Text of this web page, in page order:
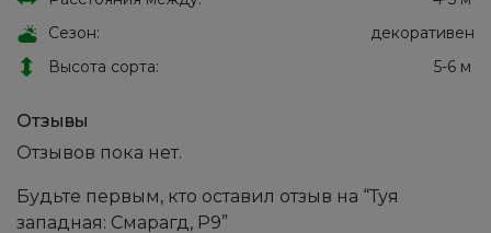
Сезон:
декоративен
Высота сорта:
5-6 м
Отзывы
Отзывов пока нет.
Будьте первым, кто оставил отзыв на “Туя
западная: Смарагд, Р9”